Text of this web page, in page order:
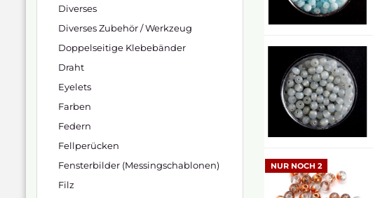
NUR NOCH 2
Diverses
Diverses Zubehör / Werkzeug
Doppelseitige Klebebänder
Draht
Eyelets
Farben
Federn
Fellperücken
Fensterbilder (Messingschablonen)
Filz